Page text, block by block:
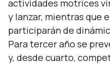
actividades motrices
y lanzar, mientras que
participarán de
Para tercer año se
y, desde cuarto,